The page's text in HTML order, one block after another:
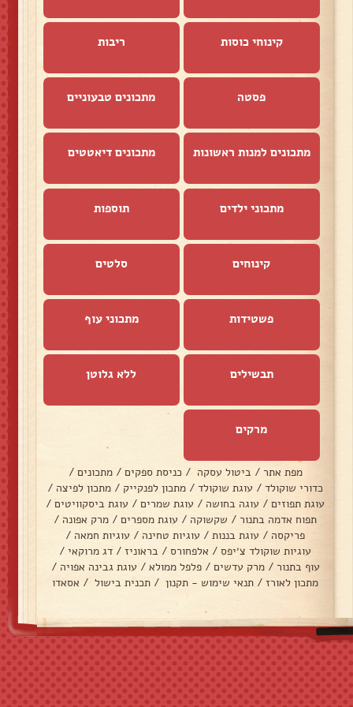
קינוחי כוסות ריבות
פסטה מתכונים טבעוניים
מתכונים למנות ראשונות מתכונים דיאטטים
מתכוני ילדים תוספות
קינוחים סלטים
פשטידות מתכוני עוף
תבשילים ללא גלוטן
מרקים
מפת אתר / ביטול עסקה / כניסת ספקים / מתכונים /
כדורי שוקולד / עוגת שוקולד / מתכון לפנקייק / מתכון לפיצה /
עוגת תפוזים / עוגה בחושה / עוגת שמרים / עוגת ביסקוויטים /
תפוח אדמה בתנור / שקשוקה / עוגת מספרים / מרק אפונה /
פריקסה / עוגת בננות / עוגיות טחינה / עוגיות חמאה /
עוגיות שוקולד צ׳יפס / אלפחורס / בראוניז / דג מרוקאי /
עוף בתנור / מרק עדשים / פלפל ממולא / עוגת גבינה אפויה /
מתכון לאורז / תנאי שימוש - תקנון / תכנית בישול / אסאדו